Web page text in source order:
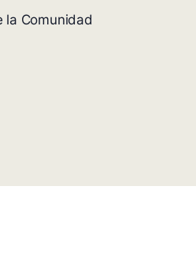
la Comunidad